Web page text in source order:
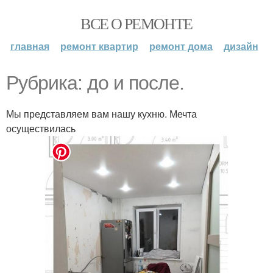
ВСЕ О РЕМОНТЕ
главная ремонт квартир ремонт дома дизайн
Рубрика: до и после.
Мы представляем вам нашу кухню. Мечта
осуществилась